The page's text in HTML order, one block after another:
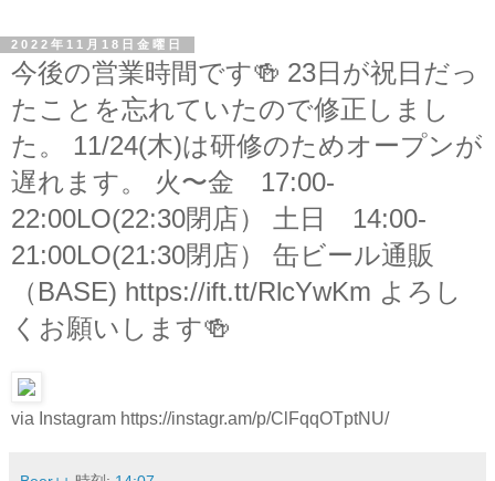
2022年11月18日金曜日
今後の営業時間です🍻 23日が祝日だっ
たことを忘れていたので修正しまし
た。 11/24(木)は研修のためオープンが
遅れます。 火〜金 17:00-
22:00LO(22:30閉店） 土日 14:00-
21:00LO(21:30閉店） 缶ビール通販
（BASE) https://ift.tt/RlcYwKm よろし
くお願いします🍻
via Instagram https://instagr.am/p/ClFqqOTptNU/